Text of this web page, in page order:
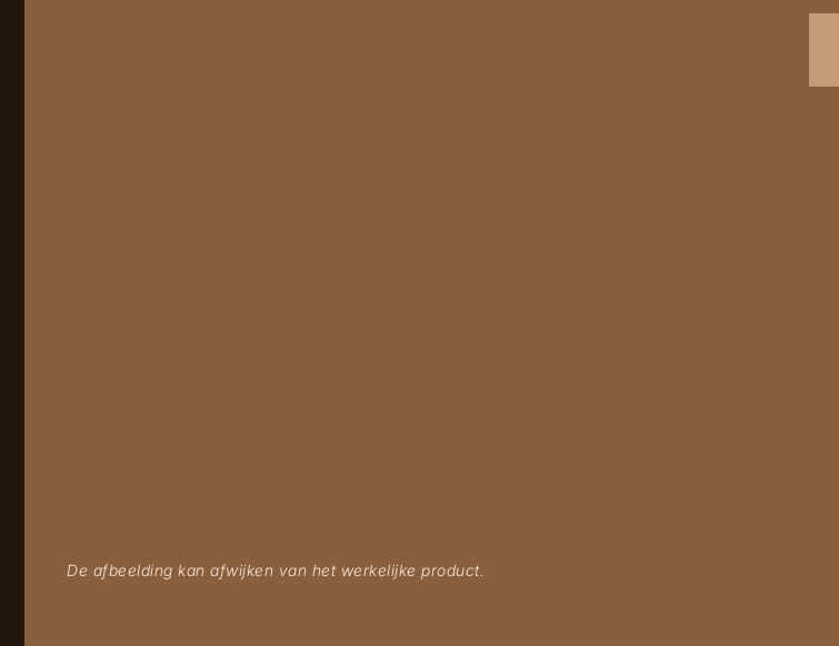
De afbeelding kan afwijken van het werkelijke product.